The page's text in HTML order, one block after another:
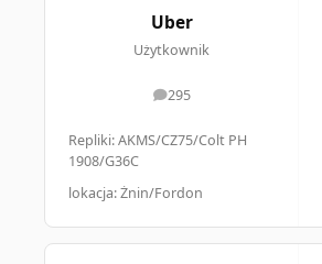
Uber
Użytkownik
295
odpowiedzi
Repliki: AKMS/CZ75/Colt PH
1908/G36C
lokacja: Żnin/Fordon